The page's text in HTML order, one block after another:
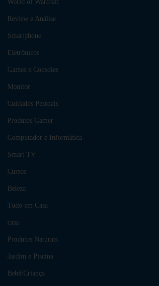
World of Warcraft
Review e Análise
Smartphone
Eletrônicos
Games e Consoles
Monitor
Cuidados Pessoais
Produtos Gamer
Computador e Informática
Smart TV
Cursos
Beleza
Tudo em Casa
casa
Produtos Naturais
Jardim e Piscina
Bebê/Criança